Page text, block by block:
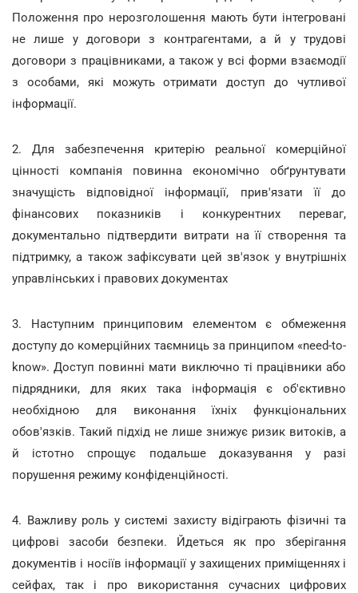
Положення про нерозголошення мають бути інтегровані
не лише у договори з контрагентами, а й у трудові
договори з працівниками, а також у всі форми взаємодії
з особами, які можуть отримати доступ до чутливої
інформації.
2. Для забезпечення критерію реальної комерційної
цінності компанія повинна економічно обґрунтувати
значущість відповідної інформації, прив'язати її до
фінансових показників і конкурентних переваг,
документально підтвердити витрати на її створення та
підтримку, а також зафіксувати цей зв'язок у внутрішніх
управлінських і правових документах
3. Наступним принциповим елементом є обмеження
доступу до комерційних таємниць за принципом «need-to-
know». Доступ повинні мати виключно ті працівники або
підрядники, для яких така інформація є об'єктивно
необхідною для виконання їхніх функціональних
обов'язків. Такий підхід не лише знижує ризик витоків, а
й істотно спрощує подальше доказування у разі
порушення режиму конфіденційності.
4. Важливу роль у системі захисту відіграють фізичні та
цифрові засоби безпеки. Йдеться як про зберігання
документів і носіїв інформації у захищених приміщеннях і
сейфах, так і про використання сучасних цифрових